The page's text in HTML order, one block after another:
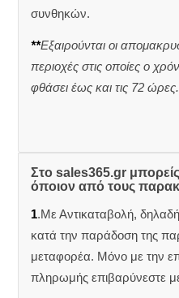
συνθηκών.
**Εξαιρούνται οι
περιοχές στις οποίες ο
φθάσει έως και τις 72 ώρες.
Στο sales365.gr
όποιον από τους
1.Με Αντικαταβολή,
κατά την παράδοση της
μεταφορέα. Μόνο με την
πληρωμής επιβαρύνεστε